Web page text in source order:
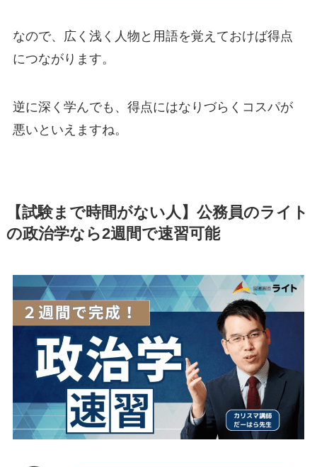
なので、広く浅く人物と用語を覚えておけば得点
につながります。
逆に深く学んでも、得点にはなりづらくコスパが
悪いといえますね。
【試験まで時間がない人】公務員のライト
の政治学なら2週間で速習可能